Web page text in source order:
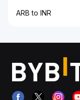
ARB to INR